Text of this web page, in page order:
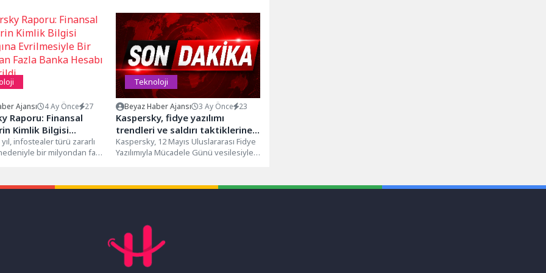
Ajansı 4 Ay Önce 27
Raporu: Finansal
Kimlik Bilgisi
Evrilmesiyle Bir
Fazla Banka Hesabı
infostealer türü zararlı
bir milyondan fazla
Teknoloji
Beyaz Haber Ajansı 3 Ay Önce 23
Kaspersky, fidye yazılımı
trendleri ve saldırı taktiklerine
ilişkin öngörülerini paylaştı
Kaspersky, 12 Mayıs Uluslararası Fidye
Yazılımıyla Mücadele Günü vesilesiyle